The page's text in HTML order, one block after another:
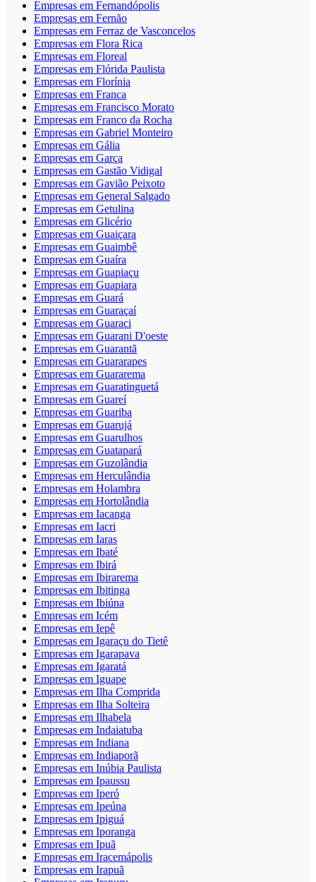
Empresas em Fernandópolis
Empresas em Fernão
Empresas em Ferraz de Vasconcelos
Empresas em Flora Rica
Empresas em Floreal
Empresas em Flórida Paulista
Empresas em Florínia
Empresas em Franca
Empresas em Francisco Morato
Empresas em Franco da Rocha
Empresas em Gabriel Monteiro
Empresas em Gália
Empresas em Garça
Empresas em Gastão Vidigal
Empresas em Gavião Peixoto
Empresas em General Salgado
Empresas em Getulina
Empresas em Glicério
Empresas em Guaiçara
Empresas em Guaimbê
Empresas em Guaíra
Empresas em Guapiaçu
Empresas em Guapiara
Empresas em Guará
Empresas em Guaraçaí
Empresas em Guaraci
Empresas em Guarani D'oeste
Empresas em Guarantã
Empresas em Guararapes
Empresas em Guararema
Empresas em Guaratinguetá
Empresas em Guareí
Empresas em Guariba
Empresas em Guarujá
Empresas em Guarulhos
Empresas em Guatapará
Empresas em Guzolândia
Empresas em Herculândia
Empresas em Holambra
Empresas em Hortolândia
Empresas em Iacanga
Empresas em Iacri
Empresas em Iaras
Empresas em Ibaté
Empresas em Ibirá
Empresas em Ibirarema
Empresas em Ibitinga
Empresas em Ibiúna
Empresas em Icém
Empresas em Iepê
Empresas em Igaraçu do Tietê
Empresas em Igarapava
Empresas em Igaratá
Empresas em Iguape
Empresas em Ilha Comprida
Empresas em Ilha Solteira
Empresas em Ilhabela
Empresas em Indaiatuba
Empresas em Indiana
Empresas em Indiaporã
Empresas em Inúbia Paulista
Empresas em Ipaussu
Empresas em Iperó
Empresas em Ipeúna
Empresas em Ipiguá
Empresas em Iporanga
Empresas em Ipuã
Empresas em Iracemápolis
Empresas em Irapuã